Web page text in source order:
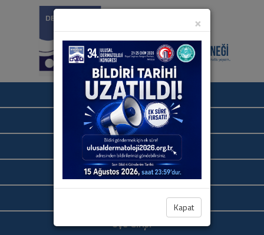
Ana Sayfa
Hakkımızda
İletişim
Bize Ulaşın
Üye Girişi
×
Kapat